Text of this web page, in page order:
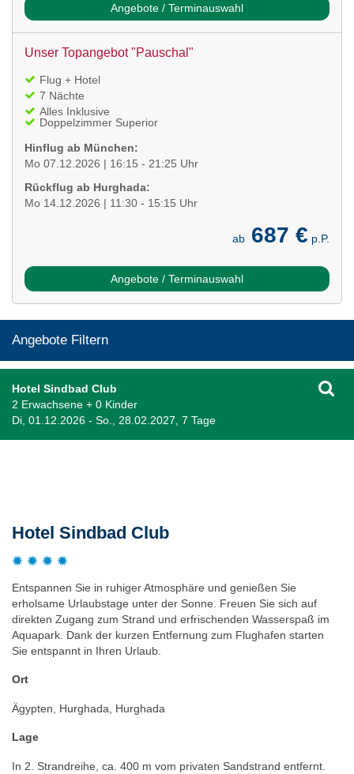
Angebote / Terminauswahl
Unser Topangebot "Pauschal"
Flug + Hotel
7 Nächte
Alles Inklusive
Doppelzimmer Superior
Hinflug ab München:
Mo 07.12.2026 | 16:15 - 21:25 Uhr
Rückflug ab Hurghada:
Mo 14.12.2026 | 11:30 - 15:15 Uhr
ab 687 € p.P.
Angebote / Terminauswahl
Angebote Filtern
Hotel Sindbad Club
2 Erwachsene + 0 Kinder
Di, 01.12.2026 - So., 28.02.2027, 7 Tage
Hotel Sindbad Club
Entspannen Sie in ruhiger Atmosphäre und genießen Sie
erholsame Urlaubstage unter der Sonne. Freuen Sie sich auf
direkten Zugang zum Strand und erfrischenden Wasserspaß im
Aquapark. Dank der kurzen Entfernung zum Flughafen starten
Sie entspannt in Ihren Urlaub.
Ort
Ägypten, Hurghada, Hurghada
Lage
In 2. Strandreihe, ca. 400 m vom privaten Sandstrand entfernt.